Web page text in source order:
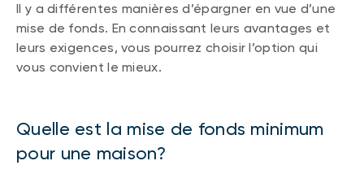
Il y a différentes manières d’épargner en vue d’une
mise de fonds. En connaissant leurs avantages et
leurs exigences, vous pourrez choisir l’option qui
vous convient le mieux.
Quelle est la mise de fonds minimum
pour une maison?